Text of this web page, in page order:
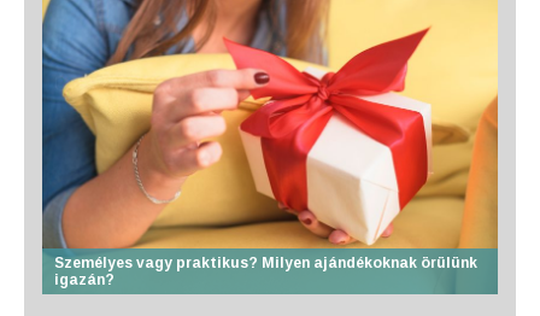
Személyes vagy praktikus? Milyen ajándékoknak örülünk
igazán?